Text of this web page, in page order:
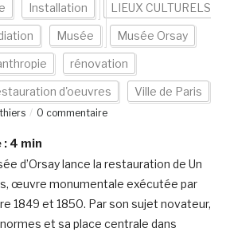
Installation LIEUX CULTURELS
Musée Musée Orsay
rénovation
d'oeuvres Ville de Paris
0 commentaire
: 4 min
d’Orsay lance la restauration de Un
œuvre monumentale exécutée par
1849 et 1850. Par son sujet novateur,
et sa place centrale dans